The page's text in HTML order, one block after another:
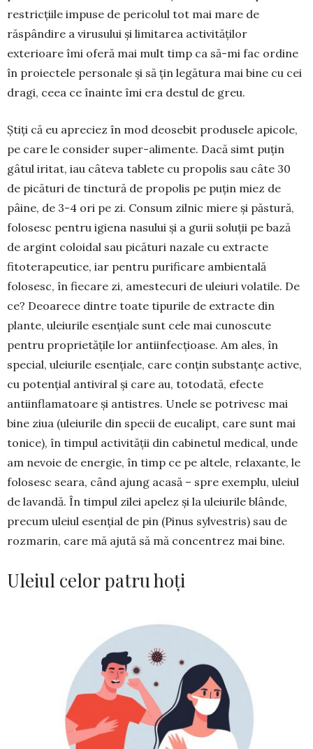
restricțiile im­puse de pericolul tot mai mare de
răspândire a viru­sului și limitarea activităților
exterioare îmi oferă mai mult timp ca să-mi fac ordine
în proiectele personale și să țin legătura mai bine cu cei
dragi, ceea ce înainte îmi era destul de greu.
Știți că eu apreciez în mod deosebit produsele apicole,
pe care le consider super-alimente. Dacă simt puțin
gâtul iritat, iau câteva tablete cu propolis sau câte 30
de picături de tinctură de propolis pe puțin miez de
pâine, de 3-4 ori pe zi. Con­sum zilnic miere și păstură,
folosesc pentru igiena na­sului și a gurii soluții pe bază
de argint coloidal sau picături nazale cu extracte
fitoterapeutice, iar pentru purificare ambientală
folosesc, în fiecare zi, amestecuri de uleiuri volatile. De
ce? Deoarece dintre toate tipurile de extracte din
plante, uleiurile esențiale sunt cele mai cunoscute
pentru proprie­tățile lor antiinfecțioase. Am ales, în
special, uleiu­rile esențiale, care conțin substanțe active,
cu poten­țial antiviral și care au, totodată, efecte
antiinfla­matoare și antistres. Unele se potrivesc mai
bine ziua (uleiurile din specii de eucalipt, care sunt mai
tonice), în timpul activității din cabinetul medical, unde
am nevoie de energie, în timp ce pe altele, relaxante, le
folosesc seara, când ajung acasă – spre exemplu, uleiul
de lavandă. În timpul zilei apelez și la uleiurile blânde,
precum uleiul esențial de pin (Pinus sylvestris) sau de
rozmarin, care mă ajută să mă concentrez mai bine.
Uleiul celor patru hoți